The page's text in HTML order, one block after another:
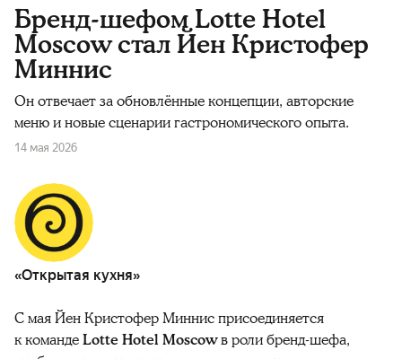
Бренд-шефом Lotte Hotel
Moscow стал Йен Кристофер
Миннис
Он отвечает за обновлённые концепции, авторские
меню и новые сценарии гастрономического опыта.
14 мая 2026
«Открытая кухня»
С мая Йен Кристофер Миннис присоединяется
к командеLotte Hotel Moscowв роли бренд-шефа,